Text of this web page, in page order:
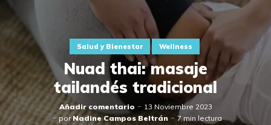
Salud y Bienestar Wellness
Nuad thai: masaje
tailandés tradicional
Añadir comentario
13 Noviembre 2023
porNadine Campos Beltrán 7 min lectura